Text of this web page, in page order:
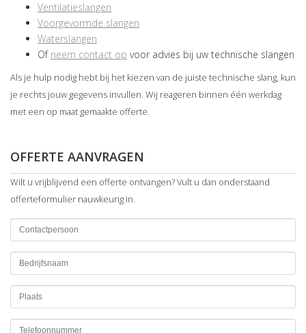
Ventilatieslangen
Voorgevormde slangen
Waterslangen
Of neem contact op voor advies bij uw technische slangen
Als je hulp nodig hebt bij het kiezen van de juiste technische slang, kun
je rechts jouw gegevens invullen. Wij reageren binnen één werkdag
met een op maat gemaakte offerte.
OFFERTE AANVRAGEN
Wilt u vrijblijvend een offerte ontvangen? Vult u dan onderstaand
offerteformulier nauwkeurig in.